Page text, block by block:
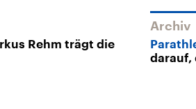
Rehm trägt die
Archiv
darauf,